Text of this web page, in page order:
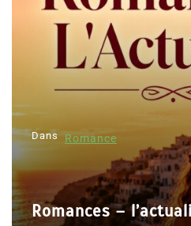
Dans Romance
Romances –